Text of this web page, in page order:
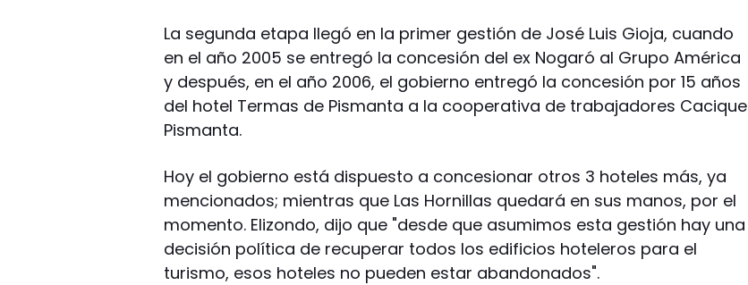
La segunda etapa llegó en la primer gestión de José Luis Gioja, cuando
en el año 2005 se entregó la concesión del ex Nogaró al Grupo América
y después, en el año 2006, el gobierno entregó la concesión por 15 años
del hotel Termas de Pismanta a la cooperativa de trabajadores Cacique
Pismanta.
Hoy el gobierno está dispuesto a concesionar otros 3 hoteles más, ya
mencionados; mientras que Las Hornillas quedará en sus manos, por el
momento. Elizondo, dijo que "desde que asumimos esta gestión hay una
decisión política de recuperar todos los edificios hoteleros para el
turismo, esos hoteles no pueden estar abandonados".